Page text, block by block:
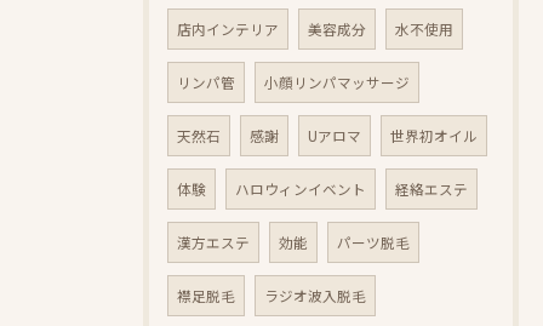
店内インテリア 美容成分 水不使用
リンパ管 小顔リンパマッサージ
天然石 感謝 Uアロマ 世界初オイル
体験 ハロウィンイベント 経絡エステ
漢方エステ 効能 パーツ脱毛
襟足脱毛 ラジオ波入脱毛